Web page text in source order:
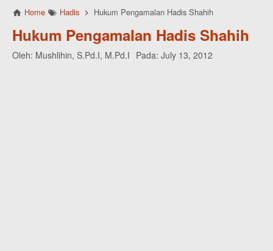
Home Hadis Hukum Pengamalan Hadis Shahih
Hukum Pengamalan Hadis Shahih
Oleh: Mushlihin, S.Pd.I, M.Pd.I Pada: July 13, 2012